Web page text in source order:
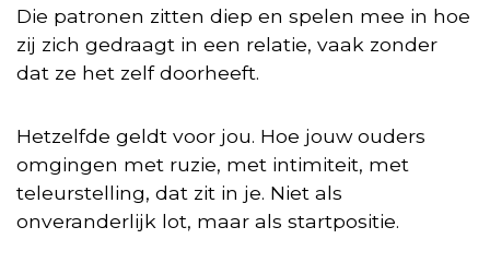
Die patronen zitten diep en spelen mee in hoe
zij zich gedraagt in een relatie, vaak zonder
dat ze het zelf doorheeft.
Hetzelfde geldt voor jou. Hoe jouw ouders
omgingen met ruzie, met intimiteit, met
teleurstelling, dat zit in je. Niet als
onveranderlijk lot, maar als startpositie.